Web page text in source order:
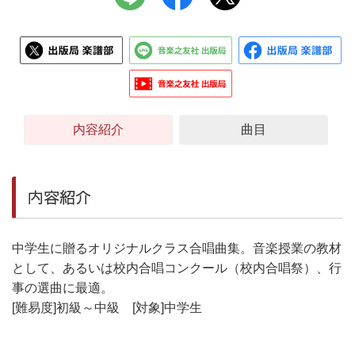
内容紹介 曲目
内容紹介
中学生に贈るオリジナルクラス合唱曲集。音楽授業の教材
として、あるいは校内合唱コンクール（校内合唱祭）、行
事の選曲に最適。
[難易度]初級～中級 [対象]中学生